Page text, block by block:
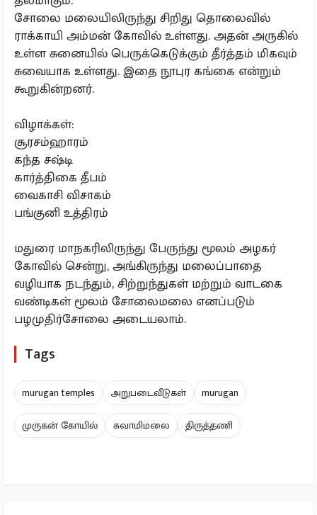
சோலை மலையிலிருந்து சிறிது தொலைவில்
ராக்காயி அம்மன் கோவில் உள்ளது. அதன் அருகில்
உள்ள சுனையில் பெருக்கெடுக்கும் தீர்த்தம் மிகவும்
சுவையாக உள்ளது. இதை நூபுர கங்கை என்றும்
கூறுகின்றனர்.
விழாக்கள்:
சூரசம்ஹாரம்
கந்த சஷ்டி
கார்த்திகை தீபம்
வைகாசி விசாகம்
பங்குனி உத்திரம்
மதுரை மாநகரிலிருந்து பேருந்து மூலம் அழகர்
கோவில் சென்று, அங்கிருந்து மலைப்பாதை
வழியாக நடந்தும், சிற்றுந்துகள் மற்றும் வாடகை
வண்டிகள் மூலம் சோலைமலை எனப்படும்
பழமுதிர்சோலை அடையலாம்.
Tags
murugan temples அறுபடைவீடுகள்
murugan
முருகன் கோயில்
சுவாமிமலை திருத்தணி